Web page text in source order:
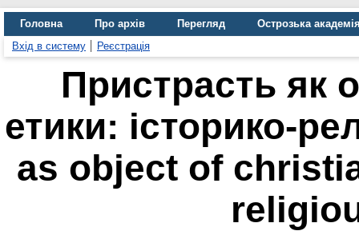
Головна Про архів Перегляд
Острозька
Вхід в систему
Реєстрація
Пристрасть як
етики: історико-
as object of